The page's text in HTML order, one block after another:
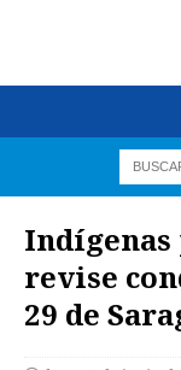
Indígenas
revise
29 de